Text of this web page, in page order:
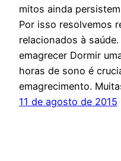
mitos ainda
Por isso resolvemos
relacionados à
emagrecer Dormir
horas de sono é
emagrecimento.
11 de agosto de 2015